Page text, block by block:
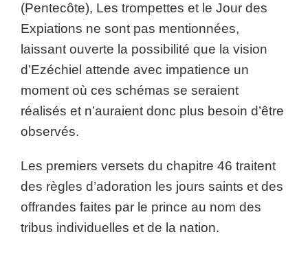
(Pentecôte), Les trompettes et le Jour des
Expiations ne sont pas mentionnées,
laissant ouverte la possibilité que la vision
d’Ezéchiel attende avec impatience un
moment où ces schémas se seraient
réalisés et n’auraient donc plus besoin d’être
observés.
Les premiers versets du chapitre 46 traitent
des règles d’adoration les jours saints et des
offrandes faites par le prince au nom des
tribus individuelles et de la nation.